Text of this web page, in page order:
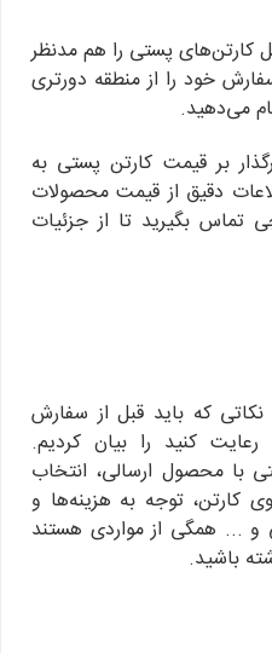
کارتن‌های پستی را هم مدنظر
خود را از منطقه دورتری
می‌دهید.
بر قیمت کارتن پستی به
دقیق از قیمت محصولات
تماس بگیرید تا از جزئیات
که باید قبل از سفارش
کنید را بیان کردیم.
با محصول ارسالی، انتخاب
کارتن، توجه به هزینه‌ها و
... همگی از مواردی هستند
باشید.